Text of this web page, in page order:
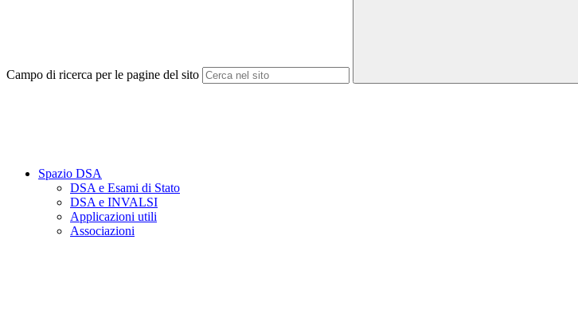
Campo di ricerca per le pagine del sito
Spazio DSA
DSA e Esami di Stato
DSA e INVALSI
Applicazioni utili
Associazioni